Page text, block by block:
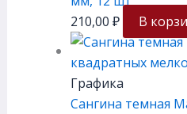
210,00 ₽ В
Графика
Сангина темная